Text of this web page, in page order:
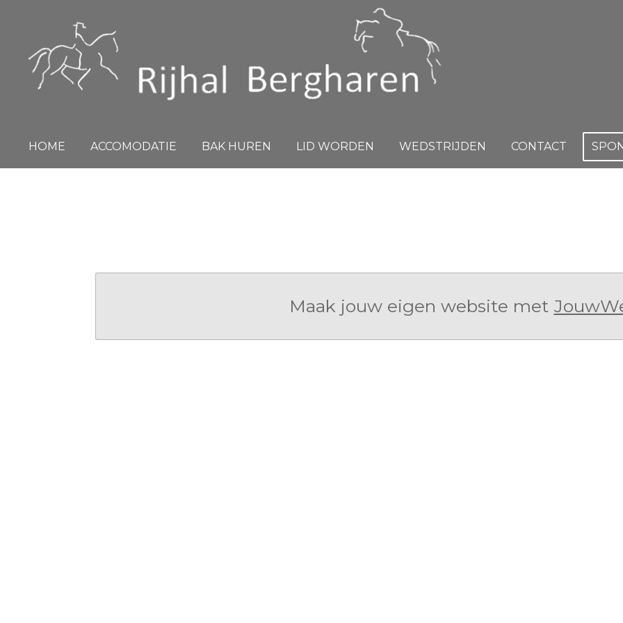
hoofdinhoud
HOME ACCOMODATIE BAK HUREN LID WORDEN WEDSTRIJDEN CONTACT
Maak jouw eigen website met